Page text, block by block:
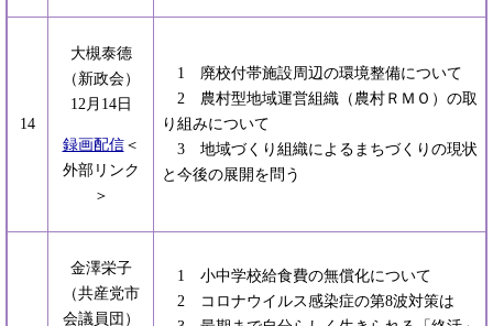
14
大槻泰德
（新政会）
12月14日
録画配信＜
外部リンク
＞
1 廃校付帯施設周辺の環境整備について
2 農村型地域運営組織（農村ＲＭＯ）の取
り組みについて
3 地域づくり組織によるまちづくりの現状
と今後の展開を問う
金澤栄子
（共産党市
会議員団）
1 小中学校給食費の無償化について
2 コロナウイルス感染症の第8波対策は